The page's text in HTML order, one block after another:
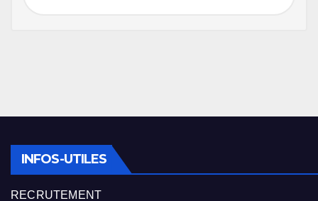
INFOS-UTILES
RECRUTEMENT